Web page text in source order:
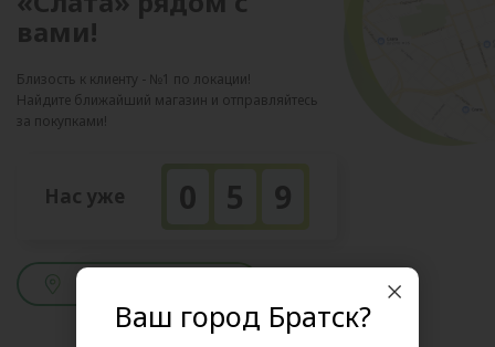
вами!
Близость к клиенту - №1 по локации!
Найдите ближайший магазин и отправляйтесь
за покупками!
Нас уже 0 5 9
Ваш город Братск?